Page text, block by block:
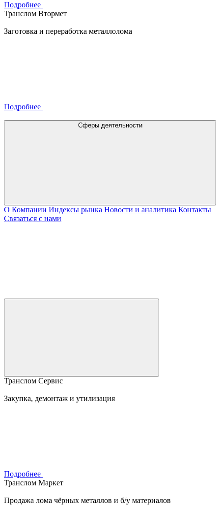
Подробнее
Транслом Втормет
Заготовка и переработка металлолома
Подробнее
Сферы деятельности
О Компании Индексы рынка Новости и аналитика Контакты
Связаться с нами
Транслом Сервис
Закупка, демонтаж и утилизация
Подробнее
Транслом Маркет
Продажа лома чёрных металлов и б/у материалов